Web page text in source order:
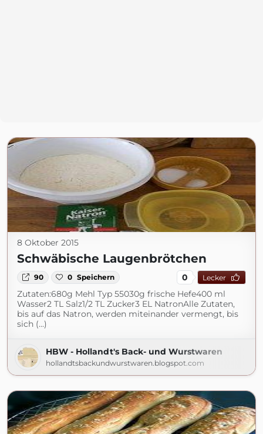
8 Oktober 2015
Schwäbische Laugenbrötchen
90 0 Speichern 0 Lecker
Zutaten:680g Mehl Typ 55030g frische Hefe400 ml
Wasser2 TL Salz1/2 TL Zucker3 EL NatronAlle Zutaten,
bis auf das Natron, werden miteinander vermengt, bis
sich (...)
HBW - Hollandt's Back- und Wurstwaren
hollandtsbackundwurstwaren.blogspot.com